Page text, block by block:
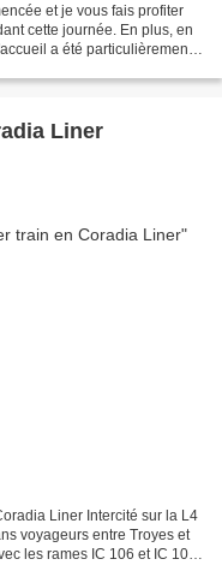
et je vous fais profiter
cette journée. En plus, en
a été particulièrement
Liner
Liner Intercité sur la L4
voyageurs entre Troyes et
les rames IC 106 et IC 104.